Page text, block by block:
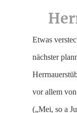
Etwas
nächster
vor allem
(„Mei, so a